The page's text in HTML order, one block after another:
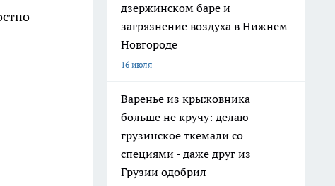
дзержинском баре и
загрязнение воздуха в Нижнем
Новгороде
16 июля
Варенье из крыжовника
больше не кручу: делаю
грузинское ткемали со
специями - даже друг из
Грузии одобрил